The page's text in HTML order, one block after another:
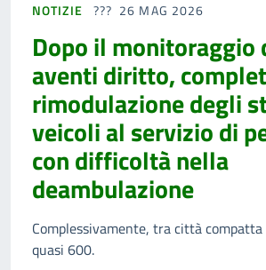
NOTIZIE 26 MAG 2026
Dopo il monitoraggio
aventi diritto,
rimodulazione degli
veicoli al servizio di
con difficoltà nella
deambulazione
Complessivamente, tra città
quasi 600.